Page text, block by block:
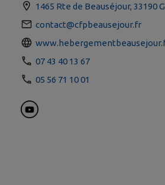
1465 Rte de Beauséjour, 33190
contact@cfpbeausejour.fr
07 43 40 13 67
05 56 71 10 01